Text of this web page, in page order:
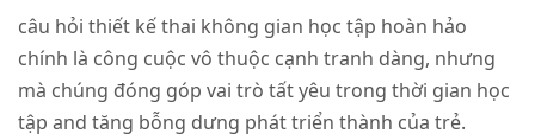
câu hỏi thiết kế thai không gian học tập hoàn hảo
chính là công cuộc vô thuộc cạnh tranh dàng, nhưng
mà chúng đóng góp vai trò tất yêu trong thời gian học
tập and tăng bỗng dưng phát triển thành của trẻ.